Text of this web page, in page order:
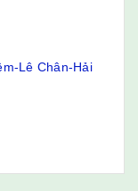
Lê Chân-Hải